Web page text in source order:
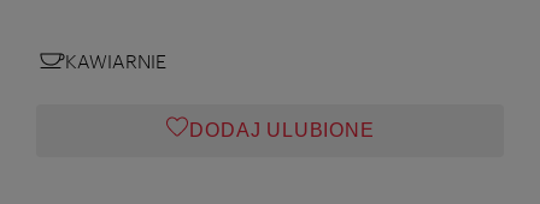
KAWIARNIE
DODAJ ULUBIONE